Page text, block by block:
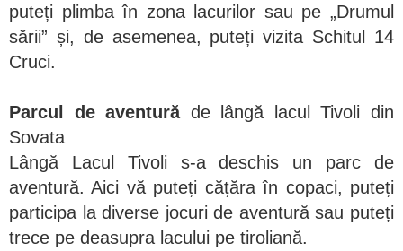
puteți plimba în zona lacurilor sau pe „Drumul
sării” și, de asemenea, puteți vizita Schitul 14
Cruci.
Parcul de aventurăde lângă lacul Tivoli din
Sovata
Lângă Lacul Tivoli s-a deschis un parc de
aventură. Aici vă puteți cățăra în copaci, puteți
participa la diverse jocuri de aventură sau puteți
trece pe deasupra lacului pe tiroliană.